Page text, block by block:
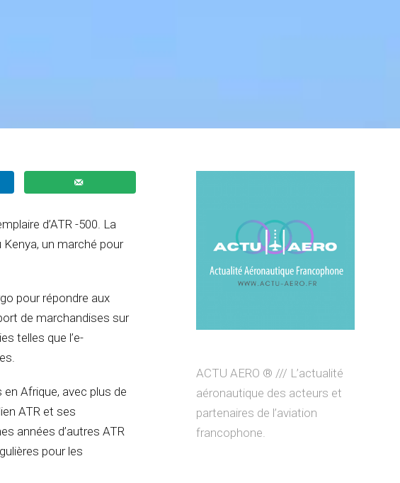
d’ATR -500. La
Kenya, un marché pour
pour répondre aux
de marchandises sur
telles que l’e-
Afrique, avec plus de
ATR et ses
années d’autres ATR
pour les
ACTU AERO ® /// L’actualité
aéronautique des acteurs et
partenaires de l’aviation
francophone.